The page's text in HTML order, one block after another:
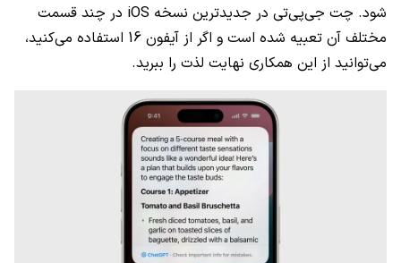
شود. چت جی‌پی‌تی در جدیدترین نسخه iOS در چند قسمت
مختلف آن تعبیه شده است و اگر از آیفون 16 استفاده می‌کنید،
می‌توانید از این همکاری نهایت لذت را ببرید.